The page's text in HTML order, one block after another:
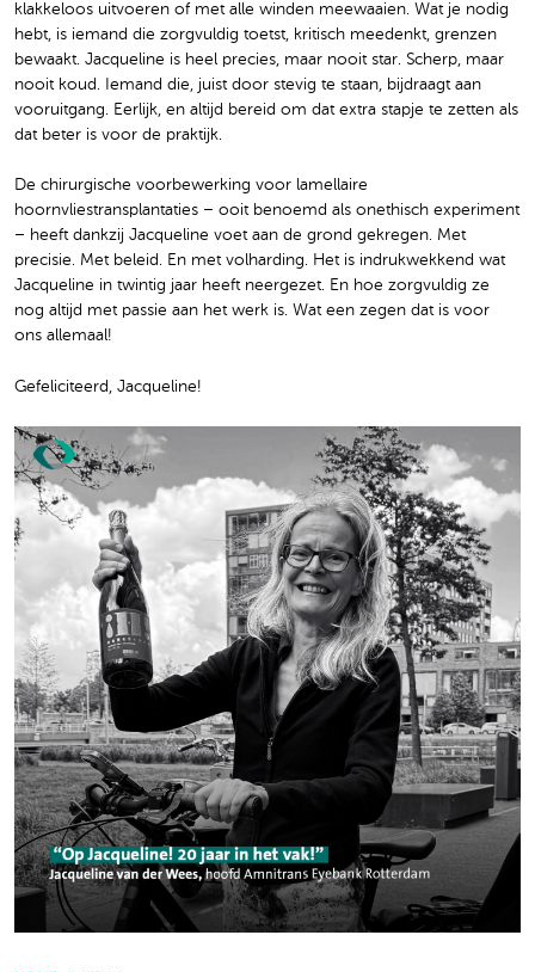
klakkeloos uitvoeren of met alle winden meewaaien. Wat je nodig
hebt, is iemand die zorgvuldig toetst, kritisch meedenkt, grenzen
bewaakt. Jacqueline is heel precies, maar nooit star. Scherp, maar
nooit koud. Iemand die, juist door stevig te staan, bijdraagt aan
vooruitgang. Eerlijk, en altijd bereid om dat extra stapje te zetten als
dat beter is voor de praktijk.
De chirurgische voorbewerking voor lamellaire
hoornvliestransplantaties – ooit benoemd als onethisch experiment
– heeft dankzij Jacqueline voet aan de grond gekregen. Met
precisie. Met beleid. En met volharding. Het is indrukwekkend wat
Jacqueline in twintig jaar heeft neergezet. En hoe zorgvuldig ze
nog altijd met passie aan het werk is. Wat een zegen dat is voor
ons allemaal!
Gefeliciteerd, Jacqueline!